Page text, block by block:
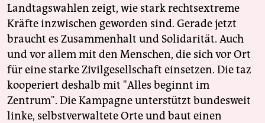
Landtagswahlen zeigt, wie stark rechtsextreme
Kräfte inzwischen geworden sind. Gerade jetzt
braucht es Zusammenhalt und Solidarität. Auch
und vor allem mit den Menschen, die sich vor Ort
für eine starke Zivilgesellschaft einsetzen. Die taz
kooperiert deshalb mit "Alles beginnt im
Zentrum". Die Kampagne unterstützt bundesweit
linke, selbstverwaltete Orte und baut einen